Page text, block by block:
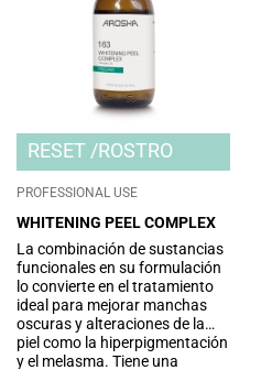
RESET ROSTRO
PROFESSIONAL USE
WHITENING PEEL COMPLEX
La combinación de sustancias
funcionales en su formulación
lo convierte en el tratamiento
ideal para mejorar manchas
oscuras y alteraciones de la
piel como la hiperpigmentación
y el melasma. Tiene una